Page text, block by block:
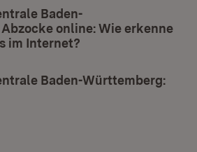
Baden-
online: Wie erkenne
im Internet?
Baden-Württemberg: